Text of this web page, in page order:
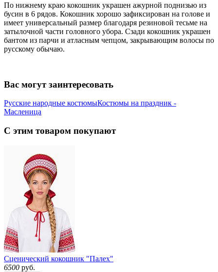
По нижнему краю кокошник украшен ажурной поднизью из
бусин в 6 рядов. Кокошник хорошо зафиксирован на голове и
имеет универсальный размер благодаря резиновой тесьме на
затылочной части головного убора. Сзади кокошник украшен
бантом из парчи и атласным чепцом, закрывающим волосы по
русскому обычаю.
Вас могут заинтересовать
Русские народные костюмыКостюмы на праздник -
Масленица
С этим товаром покупают
Сценический кокошник "Палех"
6500 руб.